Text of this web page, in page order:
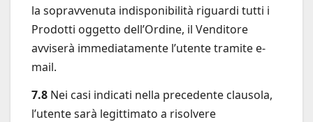
la sopravvenuta indisponibilità riguardi tutti i
Prodotti oggetto dell’Ordine, il Venditore
avviserà immediatamente l’utente tramite e-
mail.
7.8 Nei casi indicati nella precedente clausola,
l’utente sarà legittimato a risolvere